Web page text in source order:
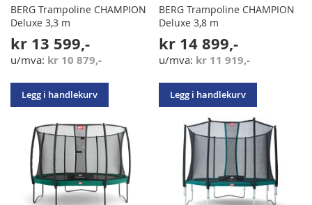
BERG Trampoline CHAMPION
Deluxe 3,3 m
kr 13 599,-
kr 10 879,-
Legg i handlekurv
BERG Trampoline CHAMPION
Deluxe 3,8 m
kr 14 899,-
kr 11 919,-
Legg i handlekurv